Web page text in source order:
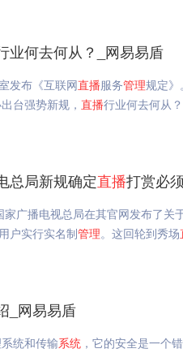
业何去何从？_网易易盾
发布《互联网直播服务管理规定
台强势新规， 直播行业何去何从？
总局新规确定直播打赏必
广播电视总局在其官网发布了关
户实行实名制管理。这回轮到秀场
_网易易盾
统和传输系统 ，它的安全是一个